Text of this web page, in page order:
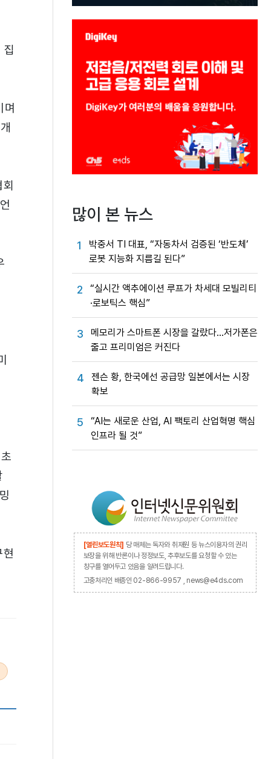
많이 본 뉴스
1
박중서 TI 대표, “자동차서 검증된 ‘반도체’
로봇 지능화 지름길 된다”
2
“실시간 액추에이션 루프가 차세대 모빌리티
·로보틱스 핵심”
3
메모리가 스마트폰 시장을 갈랐다…저가폰은
줄고 프리미엄은 커진다
4
젠슨 황, 한국에선 공급망 일본에서는 시장
확보
5
“AI는 새로운 산업, AI 팩토리 산업혁명 핵심
인프라 될 것”
[열린보도원칙] 당 매체는 독자와 취재원 등 뉴스이용자의 권리
보장을 위해 반론이나 정정보도, 추후보도를 요청할 수 있는
창구를 열어두고 있음을 알려드립니다.
고충처리인 배종인 02-866-9957 , news@e4ds.com